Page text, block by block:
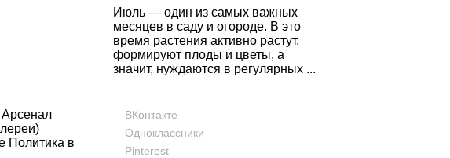
Июль — один из самых важных
месяцев в саду и огороде. В это
время растения активно растут,
формируют плоды и цветы, а
значит, нуждаются в регулярных ...
Арсенал
Политика в
ВКонтакте
Одноклассники
Pinterest